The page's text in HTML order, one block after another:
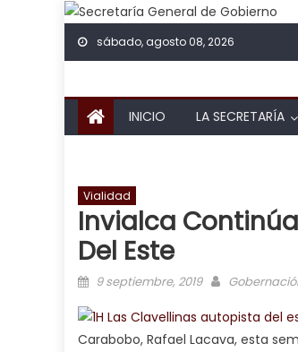
Skip to content
sábado, agosto 08, 2026
INICIO LA SECRETARÍA
Vialidad
Invialca
Del Este
Posted on
9 septiembre, 2019 Author
Carabobo, Rafael Lacava, esta